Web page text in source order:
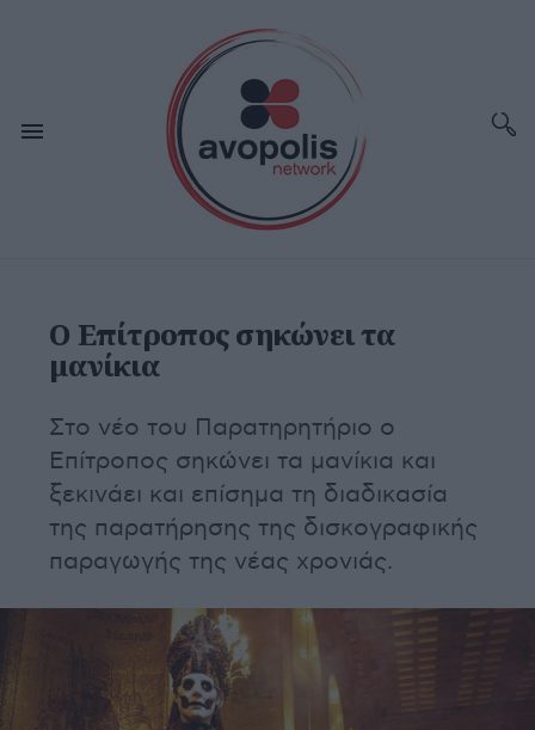
Ο Επίτροπος σηκώνει τα
μανίκια
Στο νέο του Παρατηρητήριο ο
Επίτροπος σηκώνει τα μανίκια και
ξεκινάει και επίσημα τη διαδικασία
της παρατήρησης της δισκογραφικής
παραγωγής της νέας χρονιάς.